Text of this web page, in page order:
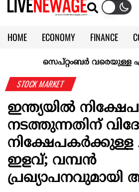
HOME ECONOMY FINANCE
KERALA @70
സെപ്റ്റംബർ വരെയുള്ള
STOCK MARKET
ഇന്ത്യയില്‍
നടത്തുന്നതിന്
നിക്ഷേപകര്‍ക്കുള്ള
ഇളവ്; വമ്പൻ